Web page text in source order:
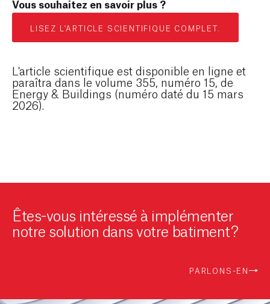
Vous souhaitez en savoir plus ?
LISEZ L'ARTICLE SCIENTIFIQUE COMPLET.
L'article scientifique est disponible en ligne et
paraîtra dans le volume 355, numéro 15, de
Energy & Buildings (numéro daté du 15 mars
2026).
Êtes-vous intéressé à implémenter
notre solution dans votre batiment?
PARLONS-EN